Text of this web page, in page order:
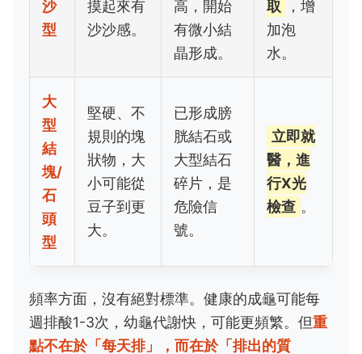
沙
型
摸起來有
沙沙感。
高，開始
有微小結
晶形成。
取
，增
加泡
水。
大
型
結
塊/
石
頭
型
堅硬、不
規則的塊
狀物，大
小可能從
豆子到更
大。
已形成膀
胱結石或
大型結石
碎片，是
危險信
號。
立即就
醫，進
行X光
檢查 。
頻率方面，沒有絕對標準。健康的成龜可能每
週排酸1-3次，幼龜代謝快，可能更頻繁。但重
點不在於「每天排」，而在於「排出的質